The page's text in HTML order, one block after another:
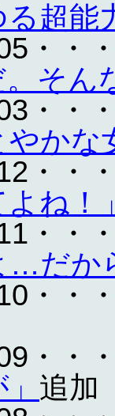
る超能
・・
そん
・・
かな
・・
よね！
・・
…だ
・・
・・
追加